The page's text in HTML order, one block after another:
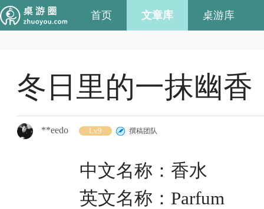
首页 文章库 桌游库
冬日里的一抹幽香
**eedo Lv9 撰稿团队
中文名称： 香水
英文名称： Parfum